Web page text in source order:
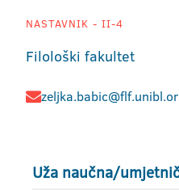
NASTAVNIK - II-4
Filološki fakultet
Uža naučna/